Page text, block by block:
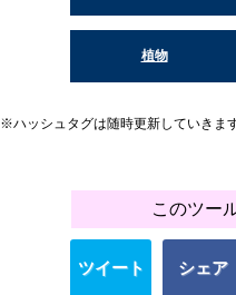
植物
※ハッシュタグは随時更新していきま
このツー
ツイート シェア